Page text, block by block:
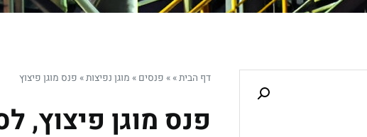
דף הבית»
» פנסים » מוגן נפיצות» פנס מוגן פיצוץ
פנס מוגן פיצוץ,